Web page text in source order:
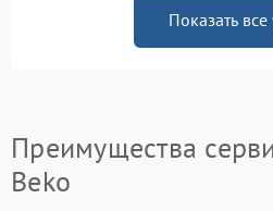
Показать все
Преимущества
Beko